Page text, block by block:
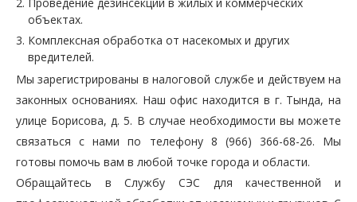
объектах.
Комплексная обработка от насекомых и других
вредителей.
Мы зарегистрированы в налоговой службе и действуем на
законных основаниях. Наш офис находится в г. Тында, на
улице Борисова, д. 5. В случае необходимости вы можете
связаться с нами по телефону 8 (966) 366-68-26. Мы
готовы помочь вам в любой точке города и области.
Обращайтесь в Службу СЭС для качественной и